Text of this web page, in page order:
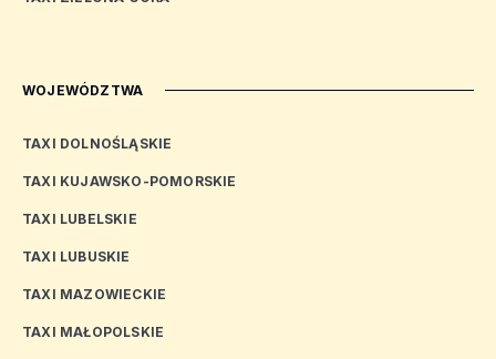
WOJEWÓDZTWA
TAXI DOLNOŚLĄSKIE
TAXI KUJAWSKO-POMORSKIE
TAXI LUBELSKIE
TAXI LUBUSKIE
TAXI MAZOWIECKIE
TAXI MAŁOPOLSKIE